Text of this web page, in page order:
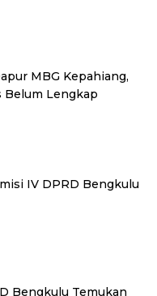
MBG Kepahiang,
Belum Lengkap
IV DPRD Bengkulu
Bengkulu Temukan